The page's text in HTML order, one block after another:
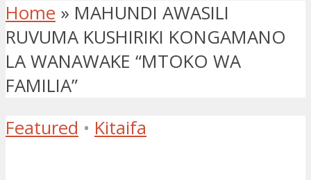
Home » MAHUNDI AWASILI
RUVUMA KUSHIRIKI KONGAMANO
LA WANAWAKE “MTOKO WA
FAMILIA”
Featured • Kitaifa